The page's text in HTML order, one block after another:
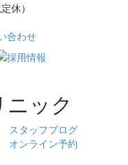
休）
合わせ
スタッフブログ
オンライン予約